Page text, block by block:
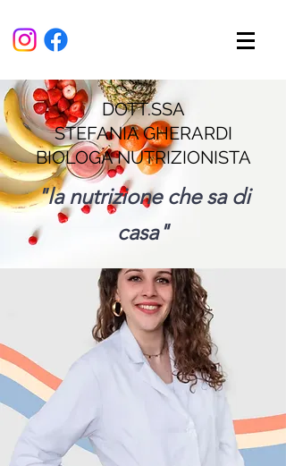
DOTT.SSA
STEFANIA GHERARDI
BIOLOGA NUTRIZIONISTA
"la nutrizione che sa di
casa"